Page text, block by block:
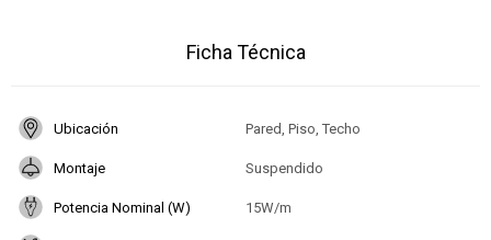
Ficha Técnica
Ubicación Pared, Piso, Techo
Montaje Suspendido
Potencia Nominal (W) 15W/m